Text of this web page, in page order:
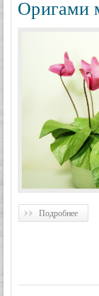
Оригами
Подробнее